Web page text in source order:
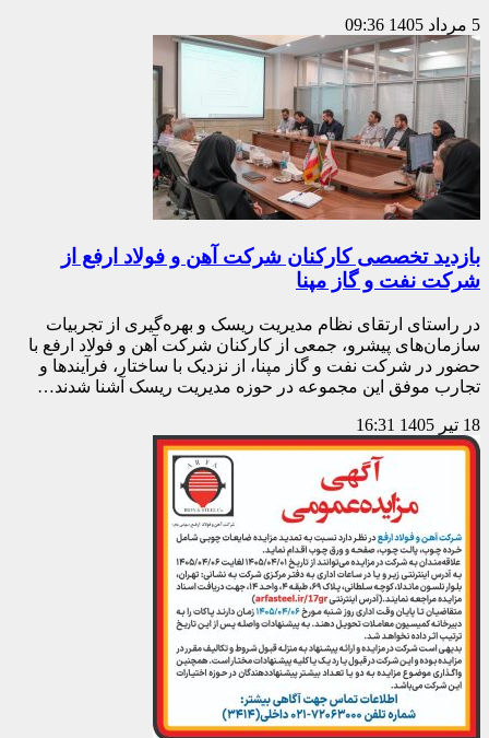
5 مرداد 1405 09:36
بازدید تخصصی کارکنان شرکت آهن و فولاد ارفع از
شرکت نفت و گاز مپنا
در راستای ارتقای نظام مدیریت ریسک و بهره‌گیری از تجربیات
سازمان‌های پیشرو، جمعی از کارکنان شرکت آهن و فولاد ارفع با
حضور در شرکت نفت و گاز مپنا، از نزدیک با ساختار، فرآیندها و
تجارب موفق این مجموعه در حوزه مدیریت ریسک آشنا شدند…
18 تیر 1405 16:31